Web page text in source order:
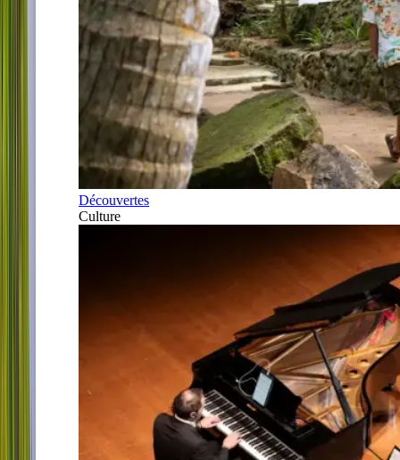
Découvertes
Culture